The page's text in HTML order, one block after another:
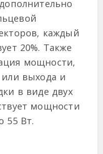
каждый
20%. Также
мощности,
или выхода и
в виде двух
мощности
55 Вт.